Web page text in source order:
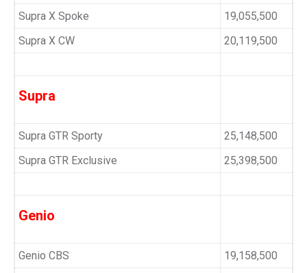
Supra X Spoke
19,055,500
Supra X CW
20,119,500
Supra
Supra GTR Sporty
25,148,500
Supra GTR Exclusive
25,398,500
Genio
Genio CBS
19,158,500